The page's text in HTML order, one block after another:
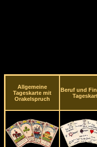
Allgemeine
Tageskarte mit
Orakelspruch
Beruf und